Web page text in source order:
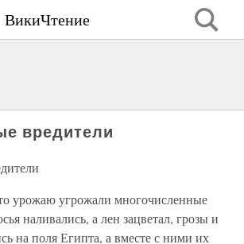
ВикиЧтение
вредители
урожаю угрожали многочисленные
наливались, а лен зацветал, грозы и
на поля Египта, а вместе с ними их